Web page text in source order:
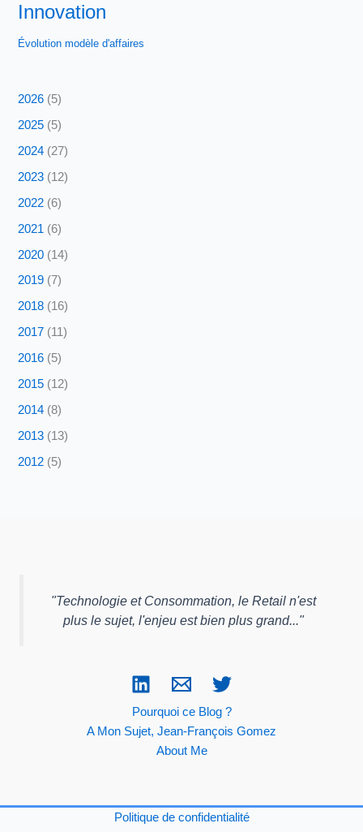
Innovation
Évolution modèle d'affaires
2026 (5)
2025 (5)
2024 (27)
2023 (12)
2022 (6)
2021 (6)
2020 (14)
2019 (7)
2018 (16)
2017 (11)
2016 (5)
2015 (12)
2014 (8)
2013 (13)
2012 (5)
"Technologie et Consommation, le Retail n'est
plus le sujet, l'enjeu est bien plus grand... "
Pourquoi ce Blog ?
A Mon Sujet, Jean-François Gomez
About Me
Politique de confidentialité